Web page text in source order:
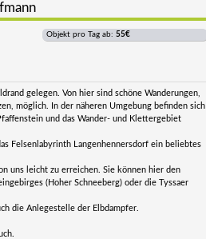
Objekt pro Tag ab: 55€
gelegen. Von hier sind schöne Wanderungen,
möglich. In der näheren Umgebung befinden sich
und das Wander- und Klettergebiet
Felsenlabyrinth Langenhennersdorf ein beliebtes
uns leicht zu erreichen. Sie können hier den
(Hoher Schneeberg) oder die Tyssaer
die Anlegestelle der Elbdampfer.